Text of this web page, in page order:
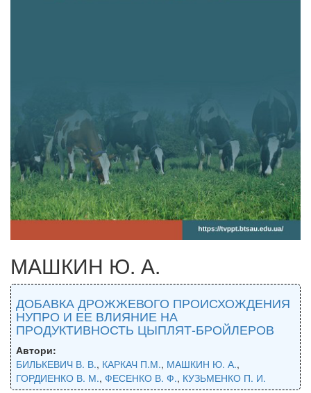
МАШКИН Ю. А.
ДОБАВКА ДРОЖЖЕВОГО ПРОИСХОЖДЕНИЯ
НУПРО И ЕЕ ВЛИЯНИЕ НА
ПРОДУКТИВНОСТЬ ЦЫПЛЯТ-БРОЙЛЕРОВ
Автори:
БИЛЬКЕВИЧ В. В., КАРКАЧ П.М., МАШКИН Ю. А.,
ГОРДИЕНКО В. М., ФЕСЕНКО В. Ф., КУЗЬМЕНКО П. И.